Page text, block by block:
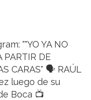
""YO YA NO
PARTIR DE
CARAS" 🗣️ RAÚL
luego de su
Boca 📺